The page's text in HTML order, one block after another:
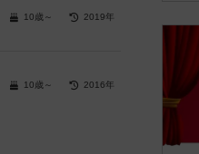
10歳～ 2019年
10歳～ 2016年